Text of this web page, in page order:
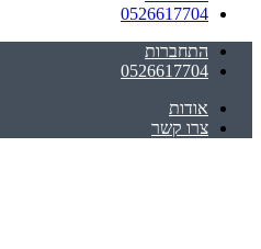
0526617704
התחברות
0526617704
אודות
צרו קשר